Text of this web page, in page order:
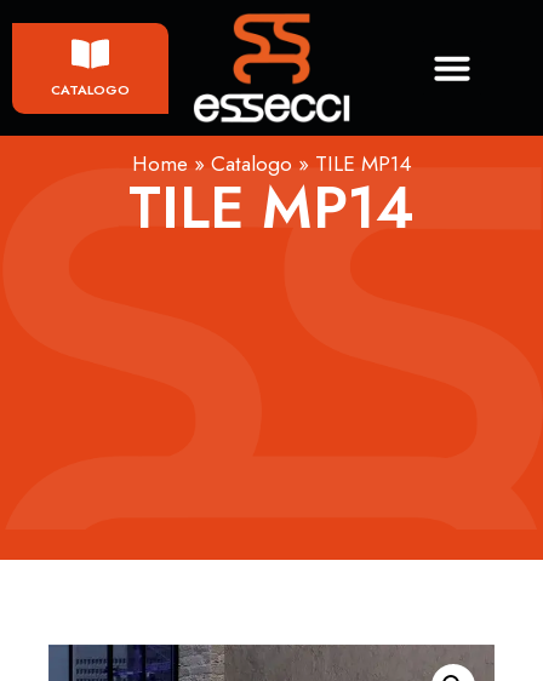
CATALOGO
Home » Catalogo » TILE MP14
TILE MP14